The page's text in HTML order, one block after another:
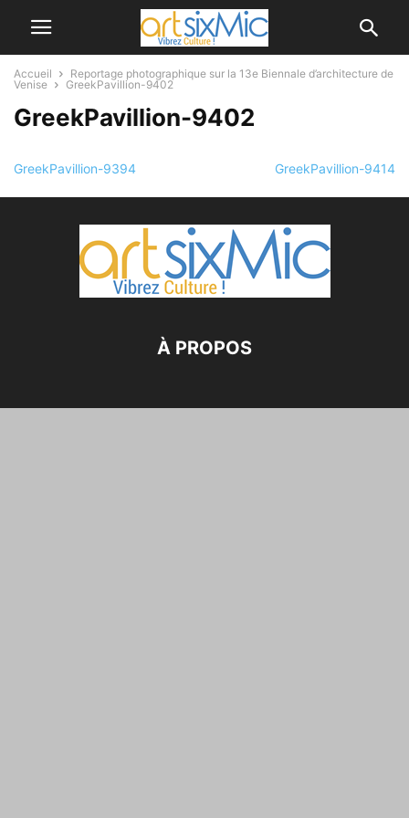
Accueil
Reportage photographique sur la 13e Biennale d’architecture de
Venise
GreekPavillion-9402
GreekPavillion-9402
GreekPavillion-9394 GreekPavillion-9414
À PROPOS